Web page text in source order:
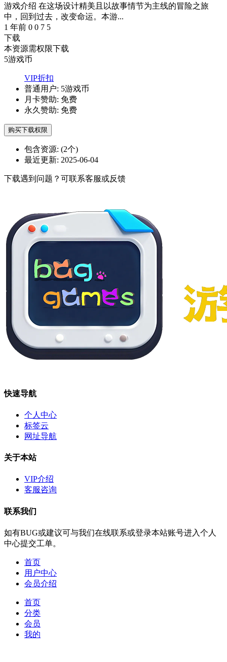
游戏介绍 在这场设计精美且以故事情节为主线的冒险之旅
中，回到过去，改变命运。本游...
1 年前 0 0 7 5
下载
本资源需权限下载
5游戏币
VIP折扣
普通用户: 5游戏币
月卡赞助: 免费
永久赞助: 免费
购买下载权限
包含资源: (2个)
最近更新: 2025-06-04
下载遇到问题？可联系客服或反馈
快速导航
个人中心
标签云
网址导航
关于本站
VIP介绍
客服咨询
联系我们
如有BUG或建议可与我们在线联系或登录本站账号进入个人
中心提交工单。
首页
用户中心
会员介绍
首页
分类
会员
我的